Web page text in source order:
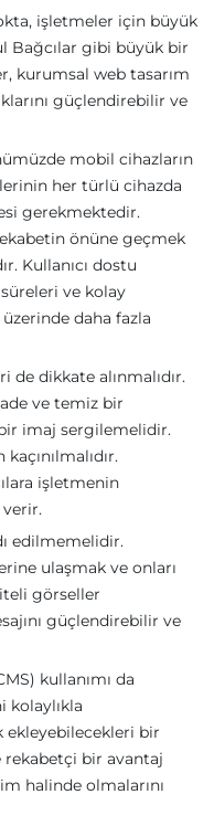
işletmeler için büyük
Bağcılar gibi büyük bir
kurumsal web tasarım
güçlendirebilir ve
mobil cihazların
her türlü cihazda
gerekmektedir.
önüne geçmek
Kullanıcı dostu
ve kolay
daha fazla
de dikkate alınmalıdır.
ve temiz bir
imaj sergilemelidir.
işletmenin
edilmemelidir.
ulaşmak ve onları
görseller
güçlendirebilir ve
kullanımı da
kolaylıkla
ekleyebilecekleri bir
rekabetçi bir avantaj
halinde olmalarını